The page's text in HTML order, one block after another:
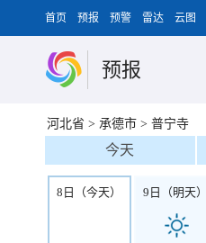
首页 预报 预警 雷达 云图
预报
河北省 > 承德市 > 普宁寺
今天
8日（今天） 9日（明天）